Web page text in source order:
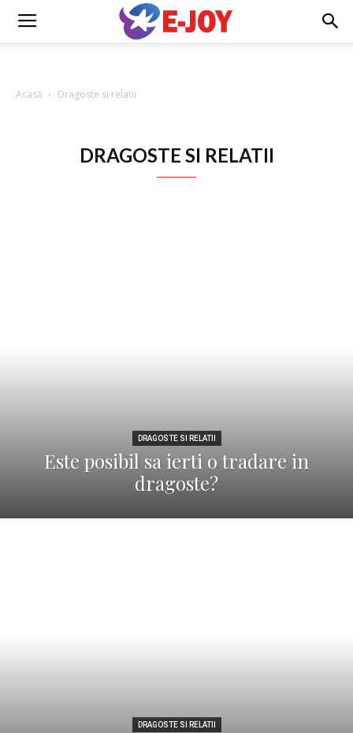
Acasă Dragoste si relatii
DRAGOSTE SI RELATII
DRAGOSTE SI RELATII
Este posibil sa ierti o tradare in
dragoste?
DRAGOSTE SI RELATII